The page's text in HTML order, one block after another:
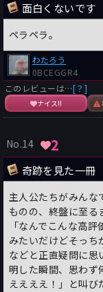
面白くないです
ペラペラ。
わたろう
0BCEGGR4
このレビューは…[？]
ナイス!!
No.14 2
奇跡を見た一冊
主人公たちがみんな
ものの、終盤に至る
「なんでこんな高
みたいだけどそっち
などと正直疑問に思
明した瞬間、思わず
ええええ！」と叫び